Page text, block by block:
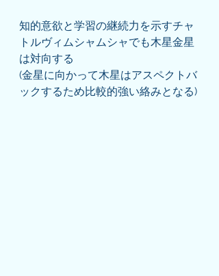
知的意欲と学習の継続力を示すチャ
トルヴィムシャムシャでも木星金星
は対向する
(金星に向かって木星はアスペクトバ
ックするため比較的強い絡みとなる)